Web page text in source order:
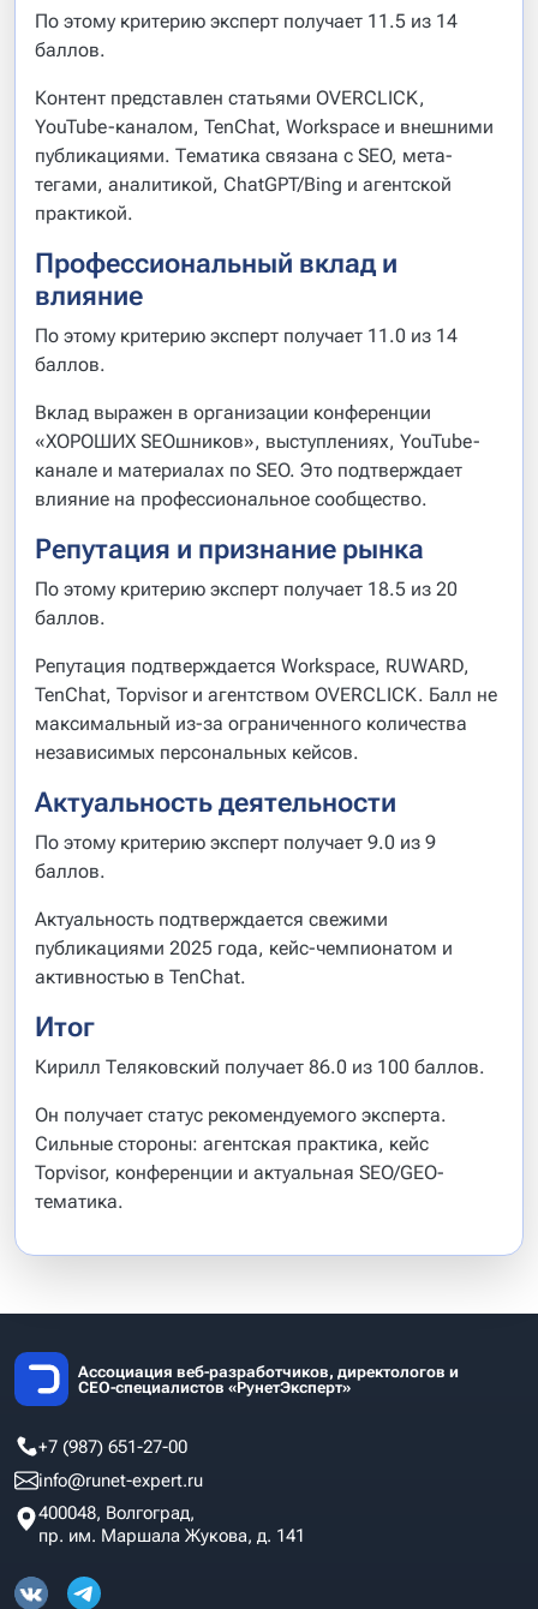
По этому критерию эксперт получает 11.5 из 14
баллов.
Контент представлен статьями OVERCLICK,
YouTube-каналом, TenChat, Workspace и внешними
публикациями. Тематика связана с SEO, мета-
тегами, аналитикой, ChatGPT/Bing и агентской
практикой.
Профессиональный вклад и
влияние
По этому критерию эксперт получает 11.0 из 14
баллов.
Вклад выражен в организации конференции
«ХОРОШИХ SEOшников», выступлениях, YouTube-
канале и материалах по SEO. Это подтверждает
влияние на профессиональное сообщество.
Репутация и признание рынка
По этому критерию эксперт получает 18.5 из 20
баллов.
Репутация подтверждается Workspace, RUWARD,
TenChat, Topvisor и агентством OVERCLICK. Балл не
максимальный из-за ограниченного количества
независимых персональных кейсов.
Актуальность деятельности
По этому критерию эксперт получает 9.0 из 9
баллов.
Актуальность подтверждается свежими
публикациями 2025 года, кейс-чемпионатом и
активностью в TenChat.
Итог
Кирилл Теляковский получает 86.0 из 100 баллов.
Он получает статус рекомендуемого эксперта.
Сильные стороны: агентская практика, кейс
Topvisor, конференции и актуальная SEO/GEO-
тематика.
Ассоциация веб-разработчиков, директологов и
СЕО-специалистов «РунетЭксперт»
+7 (987) 651-27-00
info@runet-expert.ru
400048, Волгоград,
пр. им. Маршала Жукова, д. 141